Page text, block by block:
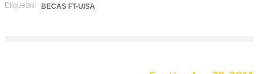
Etiquetas:
BECAS FT-UISA